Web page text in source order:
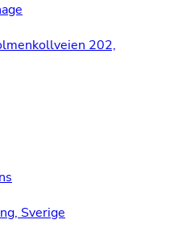
202,
på vegne av
Sverige